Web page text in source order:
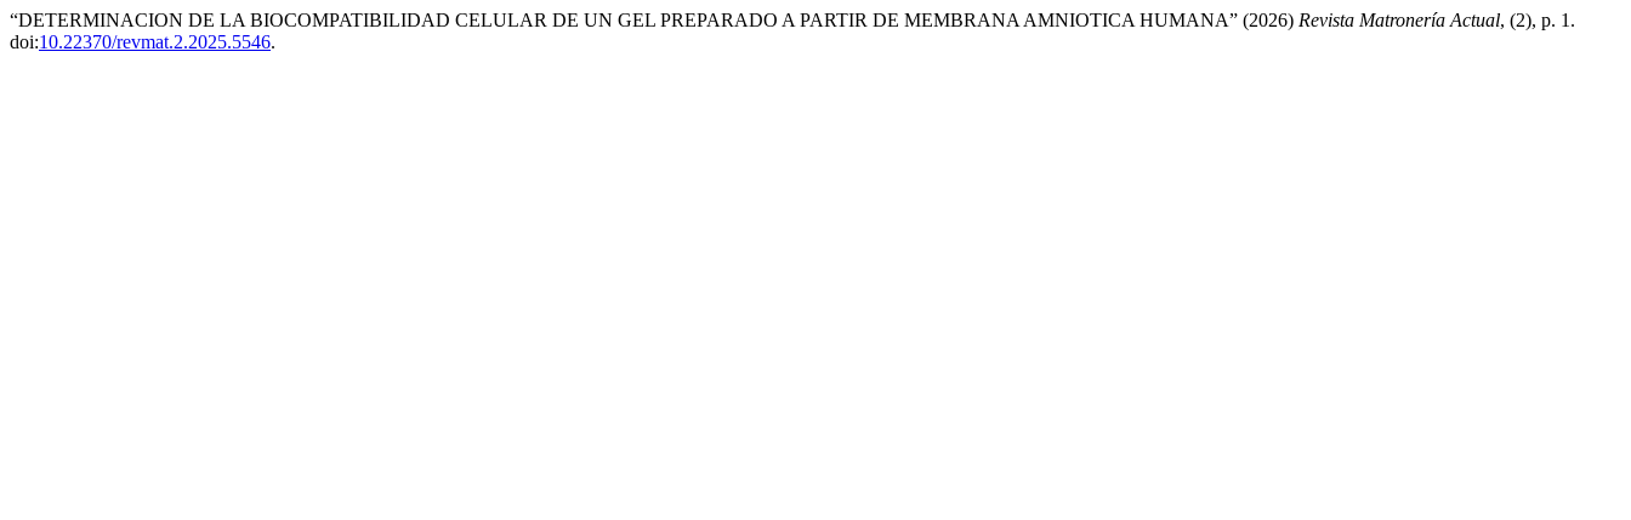
“DETERMINACION DE LA BIOCOMPATIBILIDAD CELULAR DE UN GEL PREPARADO A PARTIR DE MEMBRANA AMNIOTICA HUMANA” (2026) Revista Matronería Actual, (2), p. 1.
doi:10.22370/revmat.2.2025.5546.